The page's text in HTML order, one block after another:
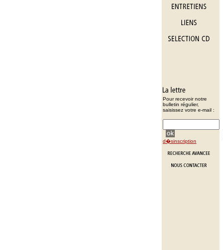
Pour recevoir notre
bulletin régulier,
saisissez votre e-mail :
d�sinscription